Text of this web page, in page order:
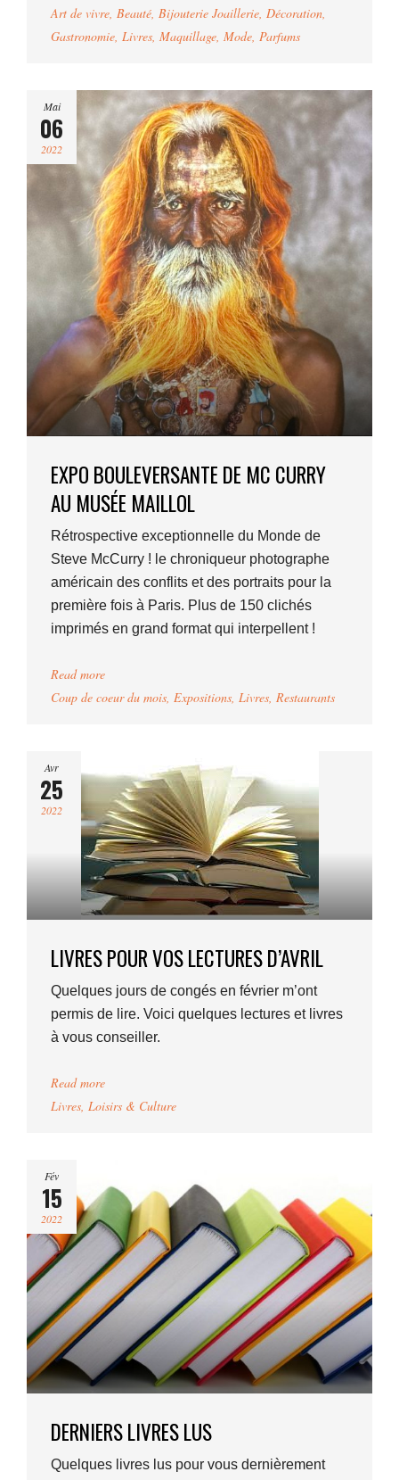
Art de vivre Beauté Bijouterie Joaillerie Décoration
Gastronomie Livres Maquillage Mode Parfums
Mai
06
2022
EXPO BOULEVERSANTE DE MC CURRY
AU MUSÉE MAILLOL
Rétrospective exceptionnelle du Monde de
Steve McCurry ! le chroniqueur photographe
américain des conflits et des portraits pour la
première fois à Paris. Plus de 150 clichés
imprimés en grand format qui interpellent !
Read more
Coup de coeur du mois Expositions Livres Restaurants
Avr
25
2022
LIVRES POUR VOS LECTURES D’AVRIL
Quelques jours de congés en février m’ont
permis de lire. Voici quelques lectures et livres
à vous conseiller.
Read more
Livres Loisirs & Culture
Fév
15
2022
DERNIERS LIVRES LUS
Quelques livres lus pour vous dernièrement